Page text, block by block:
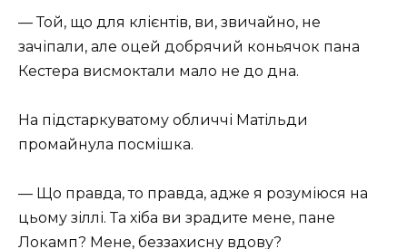
— Той, що для клієнтів, ви, звичайно, не
зачіпали, але оцей добрячий коньячок пана
Кестера висмоктали мало не до дна.
На підстаркуватому обличчі Матільди
промайнула посмішка.
— Що правда, то правда, адже я розуміюся на
цьому зіллі. Та хіба ви зрадите мене, пане
Локамп? Мене, беззахисну вдову?